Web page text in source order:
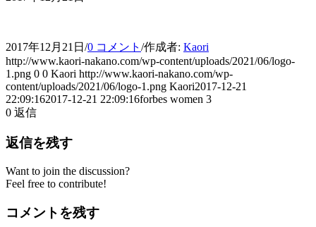
2017年12月21日 /0 コメント /作成者: Kaori
http://www.kaori-nakano.com/wp-content/uploads/2021/06/logo-
1.png 0 0 Kaori http://www.kaori-nakano.com/wp-
content/uploads/2021/06/logo-1.png Kaori2017-12-21
22:09:162017-12-21 22:09:16forbes women 3
0 返信
返信を残す
Want to join the discussion?
Feel free to contribute!
コメントを残す